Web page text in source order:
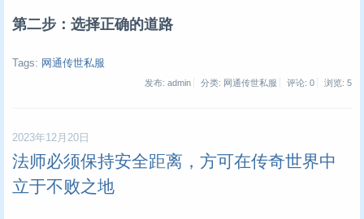
第二步：选择正确的道路
Tags: 网通传世私服
发布: admin 分类: 网通传世私服 评论: 0 浏览: 5
2023年12月20日
法师必须保持安全距离，方可在传奇世界中
立于不败之地